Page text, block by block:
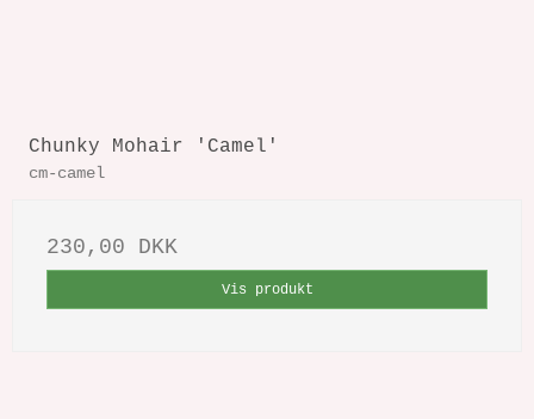
Chunky Mohair 'Camel'
cm-camel
230,00 DKK
Vis produkt